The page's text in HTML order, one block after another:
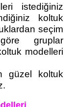
istediğiniz
koltuk
seçim
gruplar
modelleri
güzel koltuk